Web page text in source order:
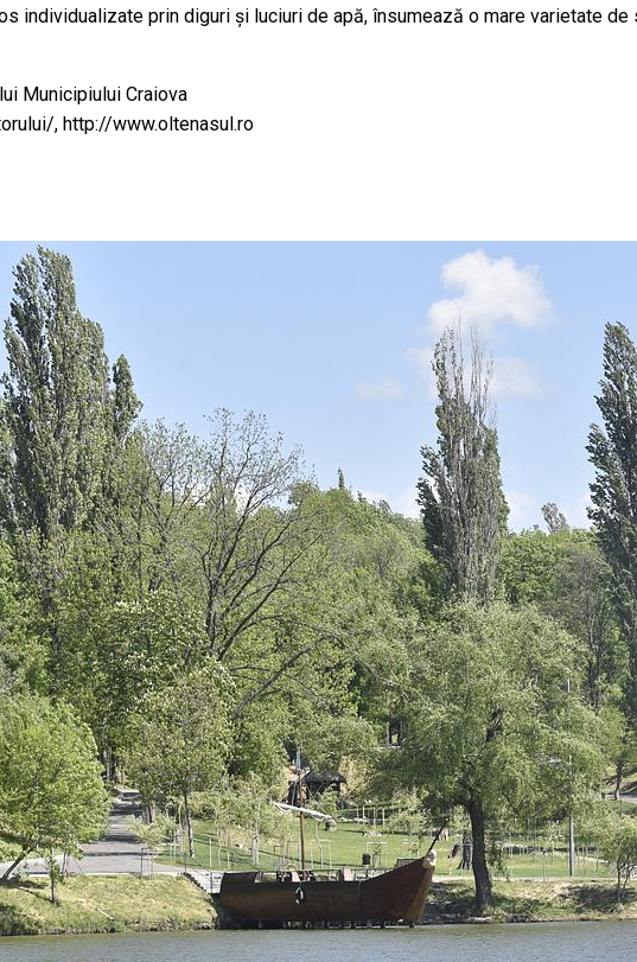
individualizate prin diguri şi luciuri de apă, însumează o mare varietate
Municipiului Craiova
, http://www.oltenasul.ro